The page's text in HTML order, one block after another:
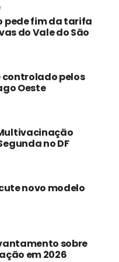
pede fim da tarifa
do Vale do São
controlado pelos
Oeste
no DF
novo modelo
sobre
em 2026